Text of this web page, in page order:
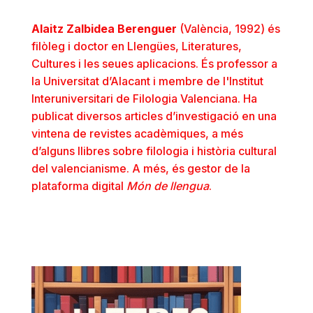
Alaitz Zalbidea Berenguer (València, 1992) és
filòleg i doctor en Llengües, Literatures,
Cultures i les seues aplicacions. És professor a
la Universitat d’Alacant i membre de l'Institut
Interuniversitari de Filologia Valenciana. Ha
publicat diversos articles d’investigació en una
vintena de revistes acadèmiques, a més
d’alguns llibres sobre filologia i història cultural
del valencianisme. A més, és gestor de la
plataforma digital Món de llengua.